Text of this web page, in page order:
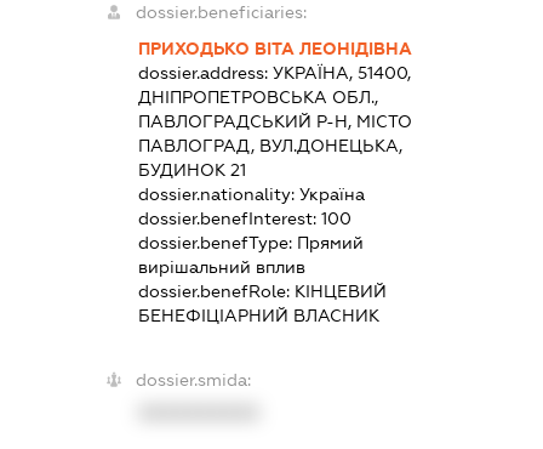
dossier.beneficiaries:
ПРИХОДЬКО ВІТА ЛЕОНІДІВНА
dossier.address: УКРАЇНА, 51400,
ДНІПРОПЕТРОВСЬКА ОБЛ.,
ПАВЛОГРАДСЬКИЙ Р-Н, МІСТО
ПАВЛОГРАД, ВУЛ.ДОНЕЦЬКА,
БУДИНОК 21
dossier.nationality: Україна
dossier.benefInterest: 100
dossier.benefType: Прямий
вирішальний вплив
dossier.benefRole: КІНЦЕВИЙ
БЕНЕФІЦІАРНИЙ ВЛАСНИК
dossier.smida: